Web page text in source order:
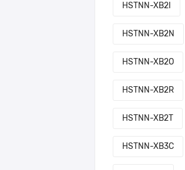
HSTNN-XB2I
HSTNN-XB2N
HSTNN-XB2O
HSTNN-XB2R
HSTNN-XB2T
HSTNN-XB3C